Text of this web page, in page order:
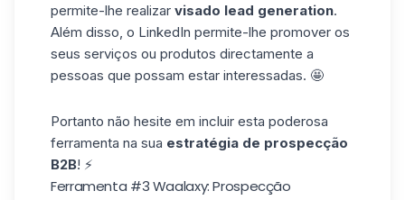
permite-lhe realizar visado lead generation.
Além disso, o LinkedIn permite-lhe promover os
seus serviços ou produtos directamente a
pessoas que possam estar interessadas. 🤩
Portanto não hesite em incluir esta poderosa
ferramenta na sua estratégia de prospecção
B2B! ⚡
Ferramenta #3 Waalaxy: Prospecção